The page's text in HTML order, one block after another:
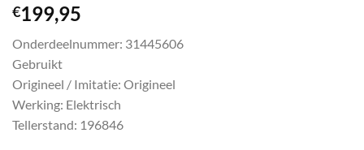
€199,95
Onderdeelnummer: 31445606
Gebruikt
Origineel / Imitatie: Origineel
Werking: Elektrisch
Tellerstand: 196846